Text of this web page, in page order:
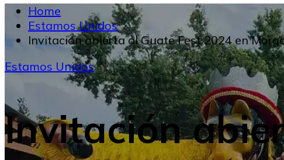
Home
Estamos Unidos
Invitación abierta al Guate Fest 2024 en
Estamos Unidos
Invitación